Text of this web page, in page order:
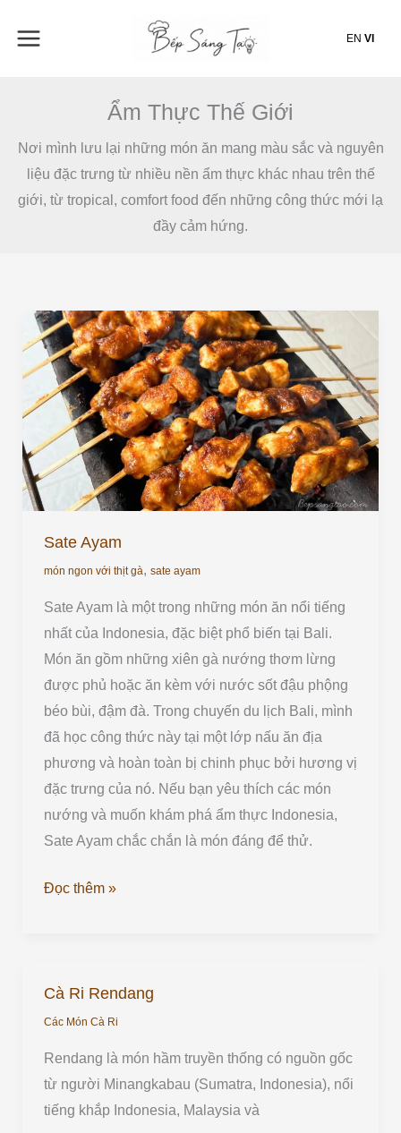
EN VI
Ẩm Thực Thế Giới
Nơi mình lưu lại những món ăn mang màu sắc và nguyên
liệu đặc trưng từ nhiều nền ẩm thực khác nhau trên thế
giới, từ tropical, comfort food đến những công thức mới lạ
đầy cảm hứng.
Sate Ayam
món ngon với thịt gà, sate ayam
Sate Ayam là một trong những món ăn nổi tiếng
nhất của Indonesia, đặc biệt phổ biến tại Bali.
Món ăn gồm những xiên gà nướng thơm lừng
được phủ hoặc ăn kèm với nước sốt đậu phộng
béo bùi, đậm đà. Trong chuyến du lịch Bali, mình
đã học công thức này tại một lớp nấu ăn địa
phương và hoàn toàn bị chinh phục bởi hương vị
đặc trưng của nó. Nếu bạn yêu thích các món
nướng và muốn khám phá ẩm thực Indonesia,
Sate Ayam chắc chắn là món đáng để thử.
Sate
Ayam
Đọc thêm »
Cà Ri Rendang
Các Món Cà Ri
Rendang là món hầm truyền thống có nguồn gốc
từ người Minangkabau (Sumatra, Indonesia), nổi
tiếng khắp Indonesia, Malaysia và
Cà
Ri